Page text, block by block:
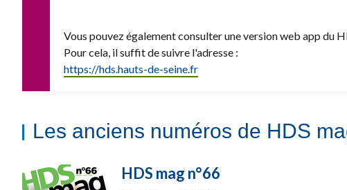
Vous pouvez également consulter une version web app du
Pour cela, il suffit de suivre l'adresse :
https://hds.hauts-de-seine.fr
Les anciens numéros de HDS
HDS mag n°66